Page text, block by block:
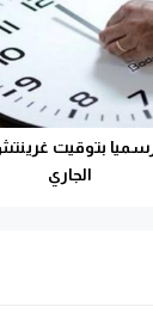
الجاري